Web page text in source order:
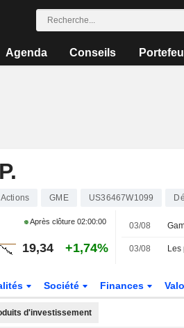
Agenda Conseils
Actions GME US36467W1099
Après clôture 02:00:00
19,34 +1,74%
03/08
03/08 Les
Société Finances
d'investissement